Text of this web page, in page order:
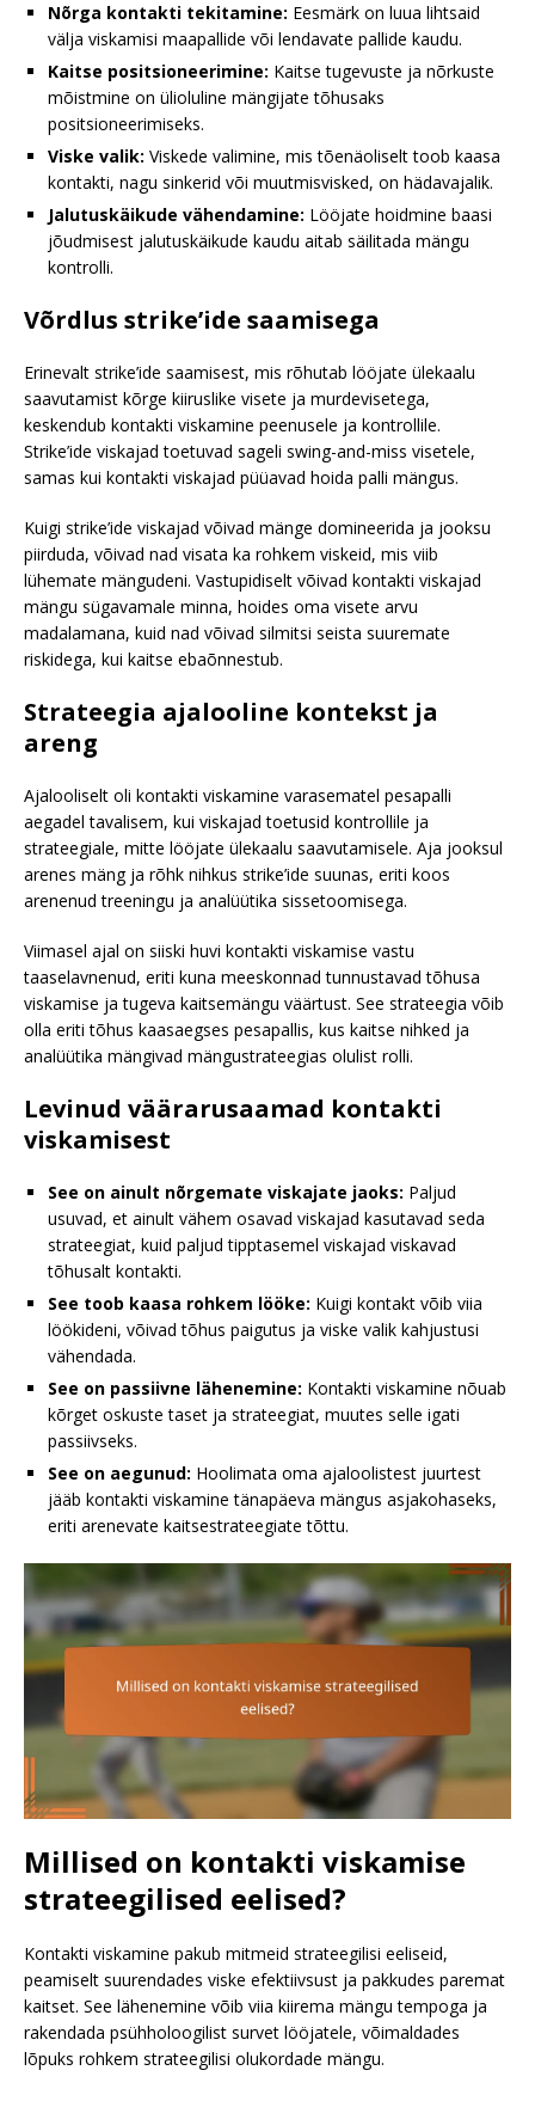
Nõrga kontakti tekitamine: Eesmärk on luua lihtsaid
välja viskamisi maapallide või lendavate pallide kaudu.
Kaitse positsioneerimine: Kaitse tugevuste ja nõrkuste
mõistmine on ülioluline mängijate tõhusaks
positsioneerimiseks.
Viske valik: Viskede valimine, mis tõenäoliselt toob kaasa
kontakti, nagu sinkerid või muutmisvisked, on hädavajalik.
Jalutuskäikude vähendamine: Lööjate hoidmine baasi
jõudmisest jalutuskäikude kaudu aitab säilitada mängu
kontrolli.
Võrdlus strike’ide saamisega
Erinevalt strike’ide saamisest, mis rõhutab lööjate ülekaalu
saavutamist kõrge kiiruslike visete ja murdevisetega,
keskendub kontakti viskamine peenusele ja kontrollile.
Strike’ide viskajad toetuvad sageli swing-and-miss visetele,
samas kui kontakti viskajad püüavad hoida palli mängus.
Kuigi strike’ide viskajad võivad mänge domineerida ja jooksu
piirduda, võivad nad visata ka rohkem viskeid, mis viib
lühemate mängudeni. Vastupidiselt võivad kontakti viskajad
mängu sügavamale minna, hoides oma visete arvu
madalamana, kuid nad võivad silmitsi seista suuremate
riskidega, kui kaitse ebaõnnestub.
Strateegia ajalooline kontekst ja
areng
Ajalooliselt oli kontakti viskamine varasematel pesapalli
aegadel tavalisem, kui viskajad toetusid kontrollile ja
strateegiale, mitte lööjate ülekaalu saavutamisele. Aja jooksul
arenes mäng ja rõhk nihkus strike’ide suunas, eriti koos
arenenud treeningu ja analüütika sissetoomisega.
Viimasel ajal on siiski huvi kontakti viskamise vastu
taaselavnenud, eriti kuna meeskonnad tunnustavad tõhusa
viskamise ja tugeva kaitsemängu väärtust. See strateegia võib
olla eriti tõhus kaasaegses pesapallis, kus kaitse nihked ja
analüütika mängivad mängustrateegias olulist rolli.
Levinud väärarusaamad kontakti
viskamisest
See on ainult nõrgemate viskajate jaoks: Paljud
usuvad, et ainult vähem osavad viskajad kasutavad seda
strateegiat, kuid paljud tipptasemel viskajad viskavad
tõhusalt kontakti.
See toob kaasa rohkem lööke: Kuigi kontakt võib viia
löökideni, võivad tõhus paigutus ja viske valik kahjustusi
vähendada.
See on passiivne lähenemine: Kontakti viskamine nõuab
kõrget oskuste taset ja strateegiat, muutes selle igati
passiivseks.
See on aegunud: Hoolimata oma ajaloolistest juurtest
jääb kontakti viskamine tänapäeva mängus asjakohaseks,
eriti arenevate kaitsestrateegiate tõttu.
Millised on kontakti viskamise
strateegilised eelised?
Kontakti viskamine pakub mitmeid strateegilisi eeliseid,
peamiselt suurendades viske efektiivsust ja pakkudes paremat
kaitset. See lähenemine võib viia kiirema mängu tempoga ja
rakendada psühholoogilist survet lööjatele, võimaldades
lõpuks rohkem strateegilisi olukordade mängu.